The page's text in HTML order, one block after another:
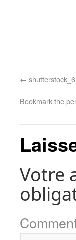
Bookmark the
Votre